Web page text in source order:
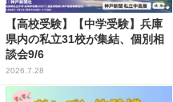
【高校受験】【中学受験】兵庫
県内の私立31校が集結、個別相
談会9/6
2026.7.28